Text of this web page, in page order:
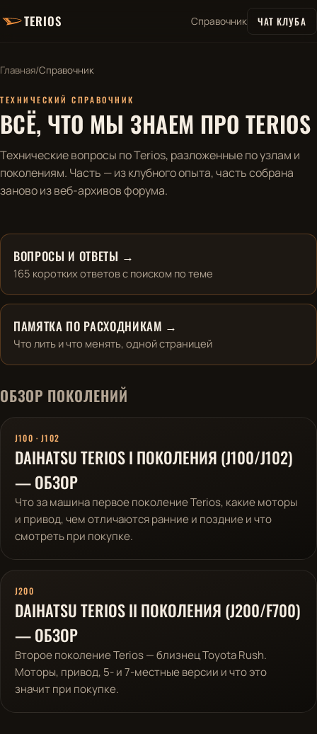
TERIOS Справочник ЧАТ КЛУБА
Главная/Справочник
ТЕХНИЧЕСКИЙ СПРАВОЧНИК
ВСЁ, ЧТО МЫ ЗНАЕМ ПРО TERIOS
Технические вопросы по Terios, разложенные по узлам и
поколениям. Часть — из клубного опыта, часть собрана
заново из веб-архивов форума.
ВОПРОСЫ И ОТВЕТЫ →
165 коротких ответов с поиском по теме
ПАМЯТКА ПО РАСХОДНИКАМ →
Что лить и что менять, одной страницей
ОБЗОР ПОКОЛЕНИЙ
J100 · J102
DAIHATSU TERIOS I ПОКОЛЕНИЯ (J100/J102)
— ОБЗОР
Что за машина первое поколение Terios, какие моторы
и привод, чем отличаются ранние и поздние и что
смотреть при покупке.
J200
DAIHATSU TERIOS II ПОКОЛЕНИЯ (J200/F700)
— ОБЗОР
Второе поколение Terios — близнец Toyota Rush.
Моторы, привод, 5- и 7-местные версии и что это
значит при покупке.